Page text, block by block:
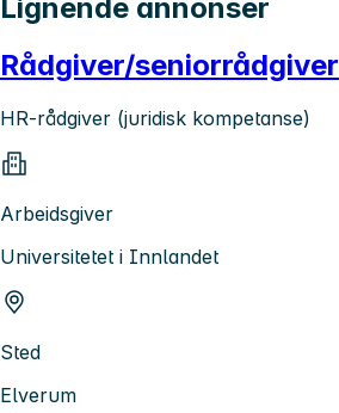
Lignende annonser
Rådgiver/seniorrådgiver
HR-rådgiver (juridisk kompetanse)
Arbeidsgiver
Universitetet i Innlandet
Sted
Elverum